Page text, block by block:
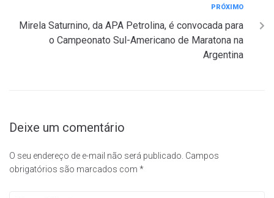
PRÓXIMO
Mirela Saturnino, da APA Petrolina, é convocada para
o Campeonato Sul-Americano de Maratona na
Argentina
Deixe um comentário
O seu endereço de e-mail não será publicado. Campos
obrigatórios são marcados com *